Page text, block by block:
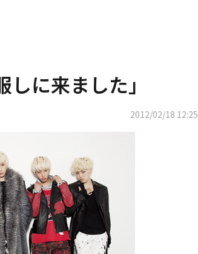
に来ました」
2012/02/18 12:25